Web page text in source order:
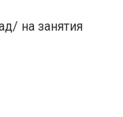
на занятия